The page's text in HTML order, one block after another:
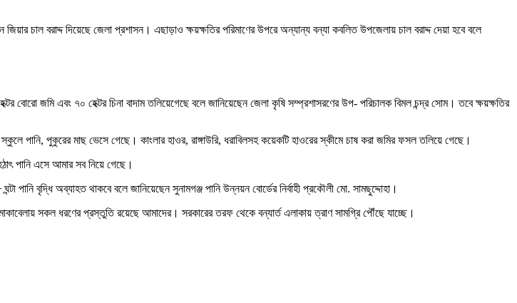
চাল বরাদ্দ দিয়েছে জেলা প্রশাসন। এছাড়াও ক্ষয়ক্ষতির পরিমাণের উপরে অন্যান্য বন্যা কবলিত উপজেলায় চাল বরাদ্দ দেয়া হবে বলে
বোরো জমি এবং ৭০ হেক্টর চিনা বাদাম তলিয়েগেছে বলে জানিয়েছেন জেলা কৃষি সম্প্রশাসরণের উপ- পরিচালক বিমল চন্দ্র সোম। তবে ক্ষয়ক্ষতির
পানি, পুকুরের মাছ ভেসে গেছে। কাংলার হাওর, রাঙ্গাউরি, ধরাবিলসহ কয়েকটি হাওরের স্কীমে চাষ করা জমির ফসল তলিয়ে গেছে।
পানি এসে আমার সব নিয়ে গেছে।
পানি বৃদ্ধি অব্যাহত থাকবে বলে জানিয়েছেন সুনামগঞ্জ পানি উন্নয়ন বোর্ডের নির্বাহী প্রকৌলী মো. সামছুদ্দোহা।
সকল ধরণের প্রস্তুতি রয়েছে আমাদের। সরকারের তরফ থেকে বন্যার্ত এলাকায় ত্রাণ সামগ্রি পৌঁছে যাচ্ছে।